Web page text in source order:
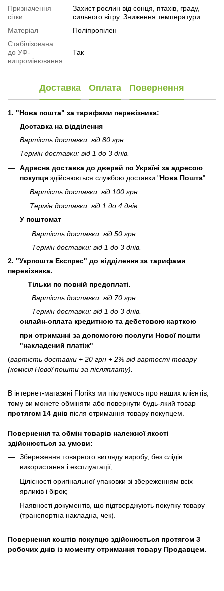
Призначення
сітки
Захист рослин від сонця, птахів, граду,
сильного вітру. Зниження температури
Матеріал
Поліпропілен
Стабілізована
до УФ-
випромінювання
Так
Доставка Оплата Повернення
1. "Нова пошта" за тарифами перевізника:
Доставка на відділення
Вартість доставки: від 80 грн.
Термін доставки: від 1 до 3 днів.
Адресна доставка до дверей по Україні за адресою
покупця здійснюється службою доставки "Нова Пошта"
Вартість доставки: від 100 грн.
Термін доставки: від 1 до 4 днів.
У поштомат
Вартість доставки: від 50 грн.
Термін доставки: від 1 до 3 днів.
2. "Укрпошта Експрес" до відділення за тарифами
перевізника.
Тільки по повній предоплаті.
Вартість доставки: від 70 грн.
Термін доставки: від 1 до 3 днів.
онлайн-оплата кредитною та дебетовою карткою
при отриманні за допомогою послуги Нової пошти
"накладений платіж"
(вартість доставки + 20 грн + 2% від вартості товару
(комісія Нової пошти за післяплату).
В інтернет-магазині Floriks ми піклуємось про наших клієнтів,
тому ви можете обміняти або повернути будь-який товар
протягом 14 днів після отримання товару покупцем.
Повернення та обмін товарів належної якості
здійснюється за умови:
Збереження товарного вигляду виробу, без слідів
використання і експлуатації;
Цілісності оригінальної упаковки зі збереженням всіх
ярликів і бірок;
Наявності документів, що підтверджують покупку товару
(транспортна накладна, чек).
Повернення коштів покупцю здійснюється протягом 3
робочих днів із моменту отримання товару Продавцем.